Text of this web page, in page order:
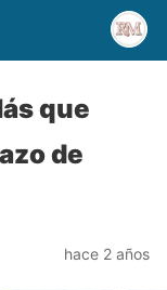
que
de
hace 2 años